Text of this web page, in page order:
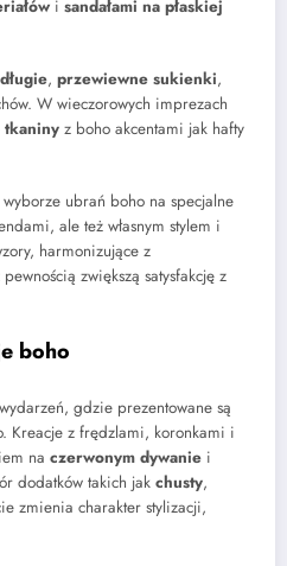
i sandałami na płaskiej
długie, przewiewne sukienki,
W wieczorowych imprezach
z boho akcentami jak hafty
ubrań boho na specjalne
ale też własnym stylem i
harmonizujące z
zwiększą satysfakcję z
boho
gdzie prezentowane są
Kreacje z frędzlami, koronkami i
na czerwonym dywanie i
dodatków takich jak chusty,
zmienia charakter stylizacji,